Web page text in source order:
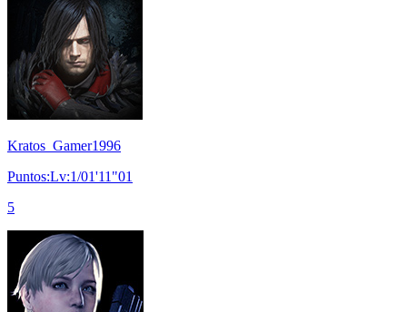
Kratos_Gamer1996
Puntos:Lv:1/01'11"01
5